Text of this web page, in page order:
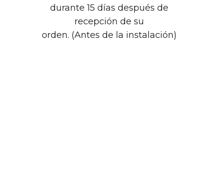
durante 15 días después de
recepción de su
orden. (Antes de la instalación)